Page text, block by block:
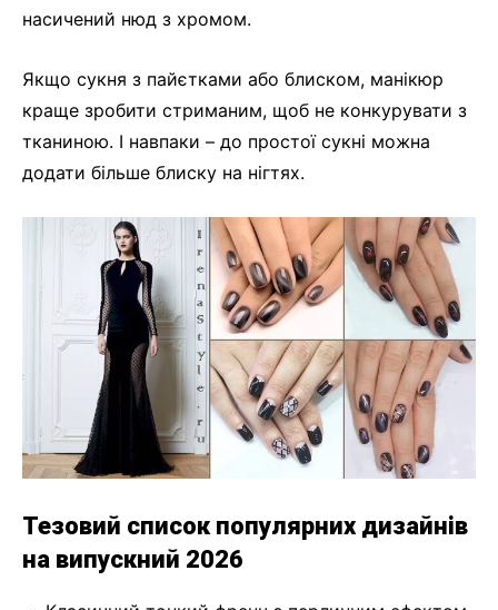
насичений нюд з хромом.
Якщо сукня з пайєтками або блиском, манікюр
краще зробити стриманим, щоб не конкурувати з
тканиною. І навпаки – до простої сукні можна
додати більше блиску на нігтях.
Тезовий список популярних дизайнів
на випускний 2026